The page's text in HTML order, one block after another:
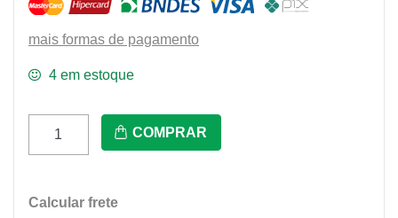
mais formas de pagamento
4 em estoque
220V
COMPRAR
Calcular frete